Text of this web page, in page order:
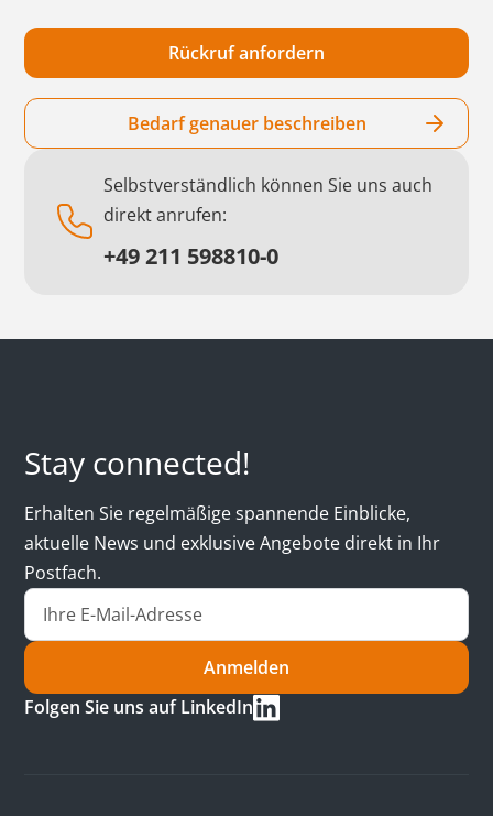
Bedarf genauer beschreiben
Selbstverständlich können Sie uns auch
direkt anrufen:
+49 211 598810-0
Stay connected!
Erhalten Sie regelmäßige spannende Einblicke,
aktuelle News und exklusive Angebote direkt in Ihr
Postfach.
Anmelden
Folgen Sie uns auf LinkedIn